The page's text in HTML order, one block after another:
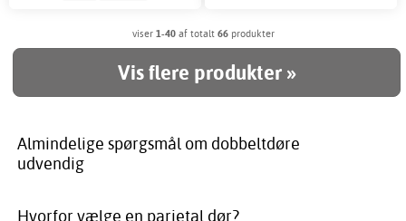
viser 1-40af totalt 66produkter
Vis flere produkter »
Almindelige spørgsmål om dobbeltdøre
udvendig
Hvorfor vælge en parietal dør?